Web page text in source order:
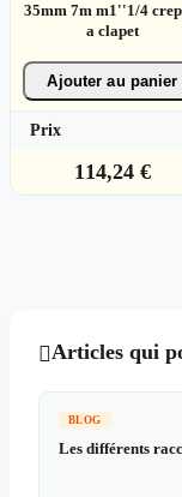
35mm 7m m1''1/4
a clapet
Ajouter au panier
Prix
114,24 €
Articles qui
BLOG
Les différents